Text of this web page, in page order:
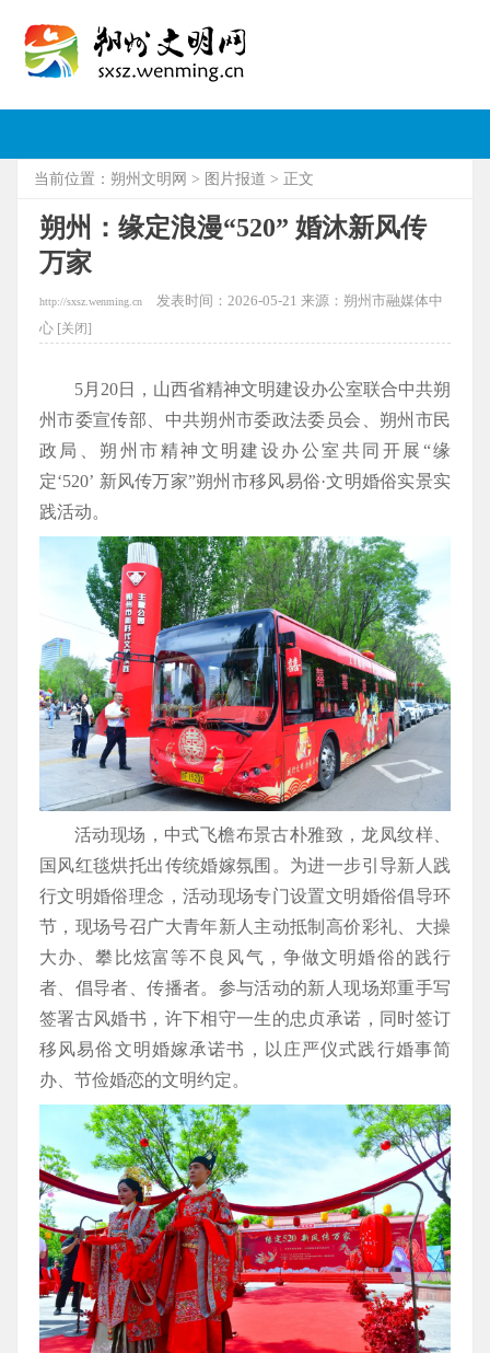
当前位置： 朔州文明网 > 图片报道 > 正文
朔州：缘定浪漫“520” 婚沐新风传
万家
http://sxsz.wenming.cn
发表时间：2026-05-21 来源：朔州市融媒体中
心 [关闭]
5月20日，山西省精神文明建设办公室联合中共朔
州市委宣传部、中共朔州市委政法委员会、朔州市民
政局、朔州市精神文明建设办公室共同开展“缘
定‘520’ 新风传万家”朔州市移风易俗·文明婚俗实景实
践活动。
活动现场，中式飞檐布景古朴雅致，龙凤纹样、
国风红毯烘托出传统婚嫁氛围。为进一步引导新人践
行文明婚俗理念，活动现场专门设置文明婚俗倡导环
节，现场号召广大青年新人主动抵制高价彩礼、大操
大办、攀比炫富等不良风气，争做文明婚俗的践行
者、倡导者、传播者。参与活动的新人现场郑重手写
签署古风婚书，许下相守一生的忠贞承诺，同时签订
移风易俗文明婚嫁承诺书，以庄严仪式践行婚事简
办、节俭婚恋的文明约定。